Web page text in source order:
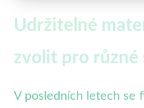
Udržitelné
zvolit pro různé
V posledních letech se